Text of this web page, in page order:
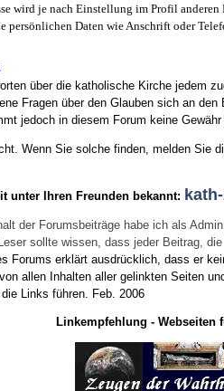
wird je nach Einstellung im Profil
persönlichen Daten wie Anschrift oder
über die katholische Kirche jedem
Fragen über den Glauben sich an
jedoch in diesem Forum keine
Wenn Sie solche finden, melden Sie
unter Ihren Freunden bekannt:
der Forumsbeiträge habe ich als
sollte wissen, dass jeder Beitrag,
Forums erklärt ausdrücklich, dass er
allen Inhalten aller gelinkten Seiten
Links führen. Feb. 2006
Linkempfehlung - Webseiten